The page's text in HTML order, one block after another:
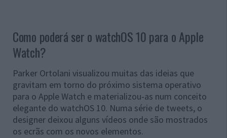
Como poderá ser o watchOS 10 para o Apple
Watch?
Parker Ortolani visualizou muitas das ideias que
gravitam em torno do próximo sistema operativo
para o Apple Watch e materializou-as num conceito
elegante do watchOS 10. Numa série de tweets, o
designer deixou alguns vídeos onde são mostrados
os ecrãs com os novos elementos.